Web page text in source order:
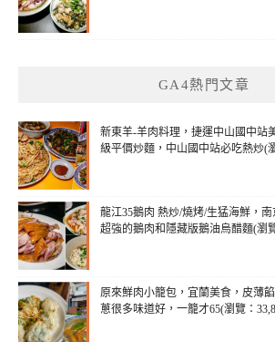
GA4熱門文章
新東羊-羊肉料理，捷運中山國中站
級平價炒麵，中山國中站必吃熱炒(
龍江35鵝肉 熱炒/燒烤/生猛海鮮，
超強的鵝肉和隱藏版鵝油烏醋麵(瀏
原來鮮肉小籠包，宜蘭美食，皮薄
蔥很多味道好，一籠才65(瀏覽：